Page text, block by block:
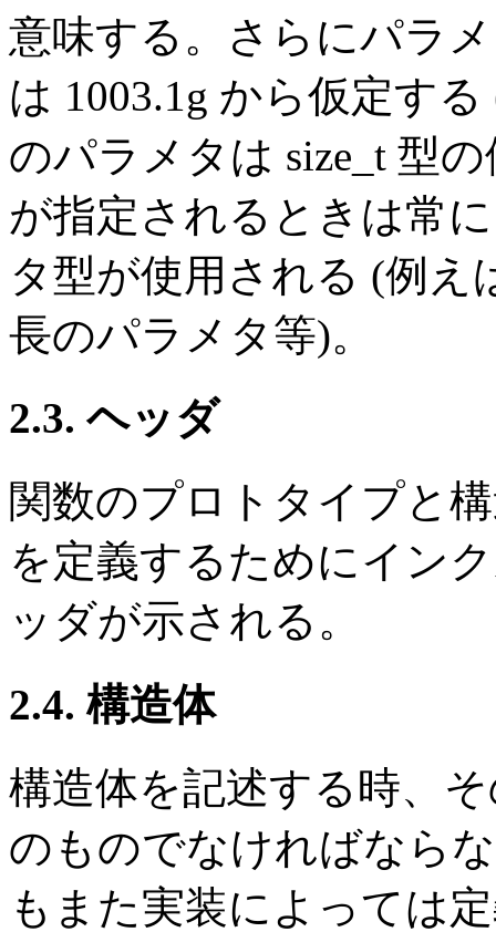
意味する。さらにパラ
は 1003.1g から仮定す
のパラメタは size_t 型
が指定されるときは常に
タ型が使用される (例え
長のパラメタ等)。
2.3. ヘッダ
関数のプロトタイプと
を定義するためにイン
ッダが示される。
2.4. 構造体
構造体を記述する時、
のものでなければなら
もまた実装によっては